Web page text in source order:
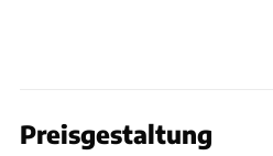
Preisgestaltung